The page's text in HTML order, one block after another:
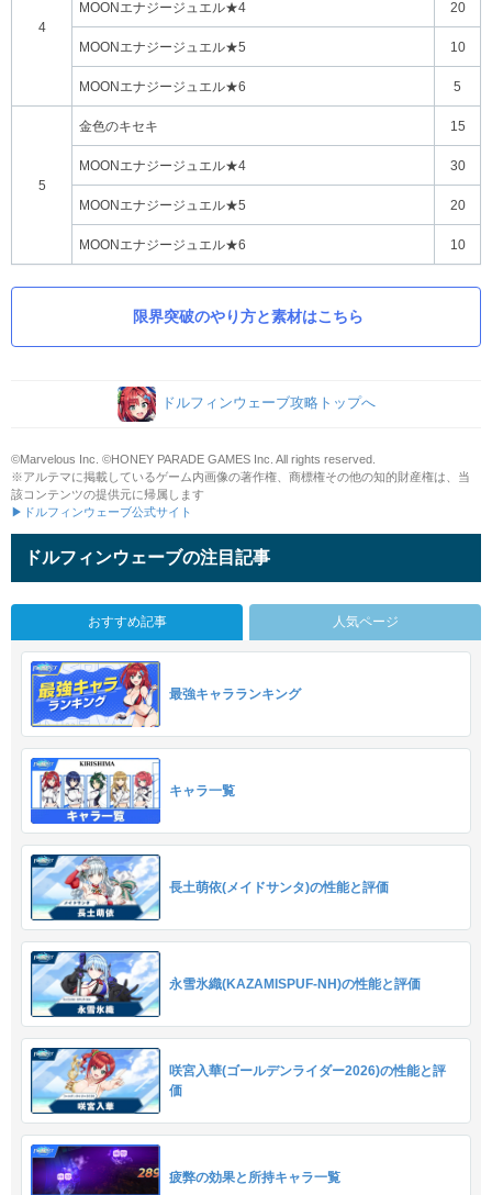
4
MOONエナジージュエル★4 20
MOONエナジージュエル★5 10
MOONエナジージュエル★6 5
5
金色のキセキ 15
MOONエナジージュエル★4 30
MOONエナジージュエル★5 20
MOONエナジージュエル★6 10
限界突破のやり方と素材はこちら
ドルフィンウェーブ攻略トップへ
©Marvelous Inc. ©HONEY PARADE GAMES Inc. All rights reserved.
※アルテマに掲載しているゲーム内画像の著作権、商標権その他の知的財産権は、当
該コンテンツの提供元に帰属します
▶ドルフィンウェーブ公式サイト
ドルフィンウェーブの注目記事
おすすめ記事 人気ページ
最強キャラランキング
キャラ一覧
長土萌依(メイドサンタ)の性能と評価
永雪氷織(KAZAMISPUF-NH)の性能と評価
咲宮入華(ゴールデンライダー2026)の性能と評
価
疲弊の効果と所持キャラ一覧